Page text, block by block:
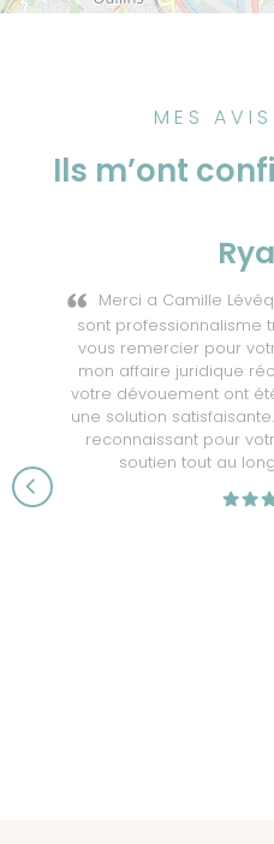
MES
Ils m’ont
Merci a Camille
sont professionnalisme
vous remercier pour
mon affaire juridique
votre dévouement ont
une solution
reconnaissant pour
soutien tout au